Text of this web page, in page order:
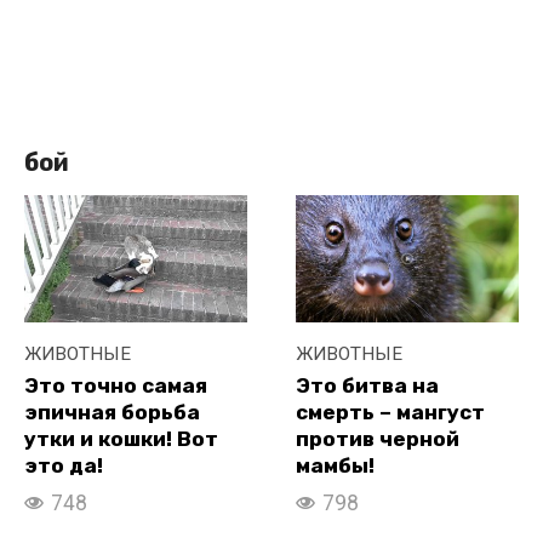
бой
ЖИВОТНЫЕ
Это точно самая
эпичная борьба
утки и кошки! Вот
это да!
748
ЖИВОТНЫЕ
Это битва на
смерть – мангуст
против черной
мамбы!
798